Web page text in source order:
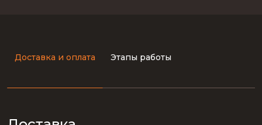
Доставка и оплата Этапы работы